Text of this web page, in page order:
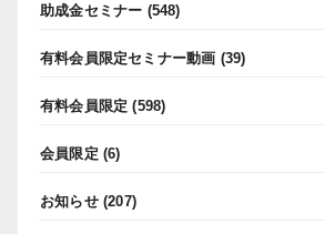
助成金セミナー (548)
有料会員限定セミナー動画 (39)
有料会員限定 (598)
会員限定 (6)
お知らせ(207)